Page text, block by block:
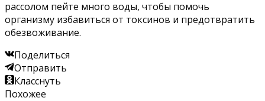
рассолом пейте много воды, чтобы помочь
организму избавиться от токсинов и предотвратить
обезвоживание.
Поделиться
Отправить
Класснуть
Похожее